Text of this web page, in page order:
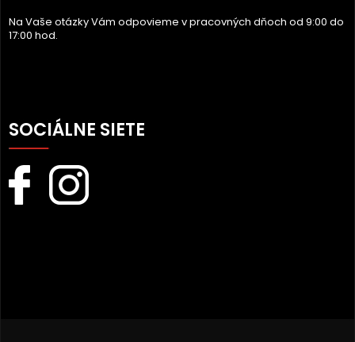
Na Vaše otázky Vám odpovieme v pracovných dňoch od 9:00 do
17:00 hod.
SOCIÁLNE SIETE